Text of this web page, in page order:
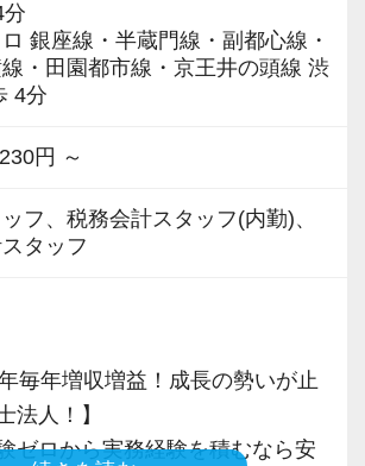
銀座線・半蔵門線・副都心線・
・田園都市線・京王井の頭線 渋
4分
円 ～
フ、税務会計スタッフ(内勤)、
タッフ
毎年増収増益！成長の勢いが止
法人！】
ゼロから実務経験を積むなら安